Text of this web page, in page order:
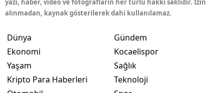
yazı, haber, video ve fotoğrafların her türlü hakkı saklıdır. İzin
alınmadan, kaynak gösterilerek dahi kullanılamaz.
Dünya
Ekonomi
Yaşam
Kripto Para Haberleri
Gündem
Kocaelispor
Sağlık
Teknoloji